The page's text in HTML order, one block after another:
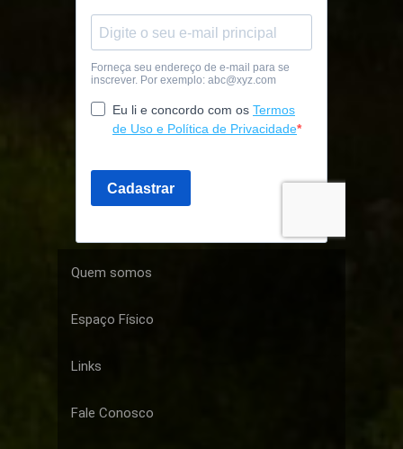
Quem somos
Espaço Físico
Links
Fale Conosco